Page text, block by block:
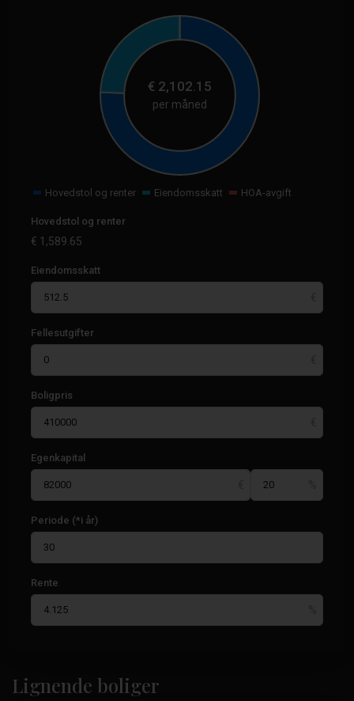
€ 2,102.15
per måned
Hovedstol og renter Eiendomsskatt HOA-avgift
Hovedstol og renter
€ 1,589.65
Eiendomsskatt
Fellesutgifter
Boligpris
Egenkapital
Periode (*i år)
Rente
Lignende boliger
Manga-
klubben